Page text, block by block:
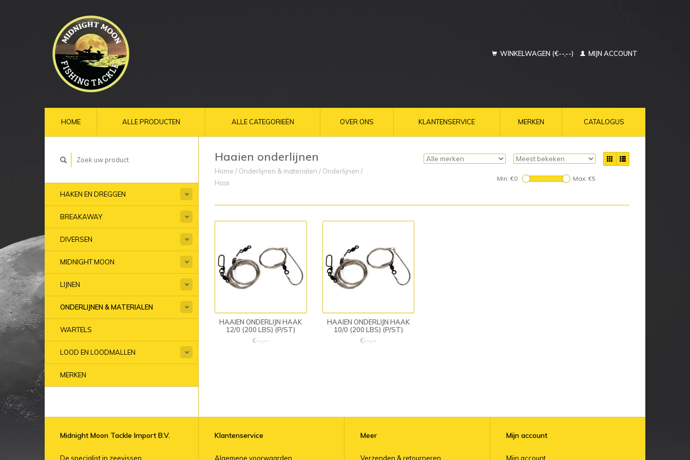
WINKELWAGEN (€--,--) MIJN ACCOUNT
HOME ALLE PRODUCTEN ALLE CATEGORIEËN OVER ONS KLANTENSERVICE MERKEN CATALOGUS
HAKEN EN DREGGEN
BREAKAWAY
DIVERSEN
MIDNIGHT MOON
LIJNEN
ONDERLIJNEN & MATERIALEN
WARTELS
LOOD EN LOODMALLEN
MERKEN
Haaien onderlijnen
Home / Onderlijnen & materialen / Onderlijnen /
Haai
Min: €0 Max: €5
HAAIEN ONDERLIJN HAAK
12/0 (200 LBS) (P/ST)
€--,--
HAAIEN ONDERLIJN HAAK
10/0 (200 LBS) (P/ST)
€--,--
Midnight Moon Tackle Import B.V.
De specialist in zeevissen.
Klantenservice
Algemene voorwaarden
Meer
Verzenden & retourneren
Mijn account
Mijn account